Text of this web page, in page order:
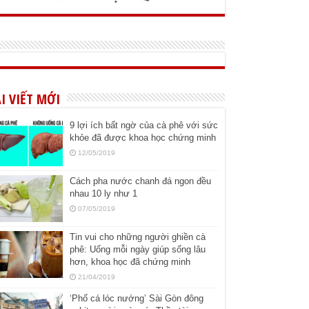
VIẾT MỚI
9 lợi ích bất ngờ của cà phê với sức
khỏe đã được khoa học chứng minh
12/05/2019
Cách pha nước chanh đá ngon đều
nhau 10 ly như 1
07/05/2019
Tin vui cho những người ghiền cà
phê: Uống mỗi ngày giúp sống lâu
hơn, khoa học đã chứng minh
21/04/2019
‘Phố cá lóc nướng’ Sài Gòn đông